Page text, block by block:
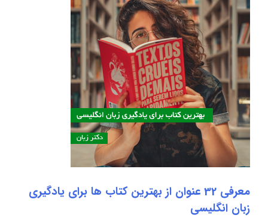
معرفی 32 عنوان از بهترین کتاب ها برای یادگیری
زبان انگلیسی